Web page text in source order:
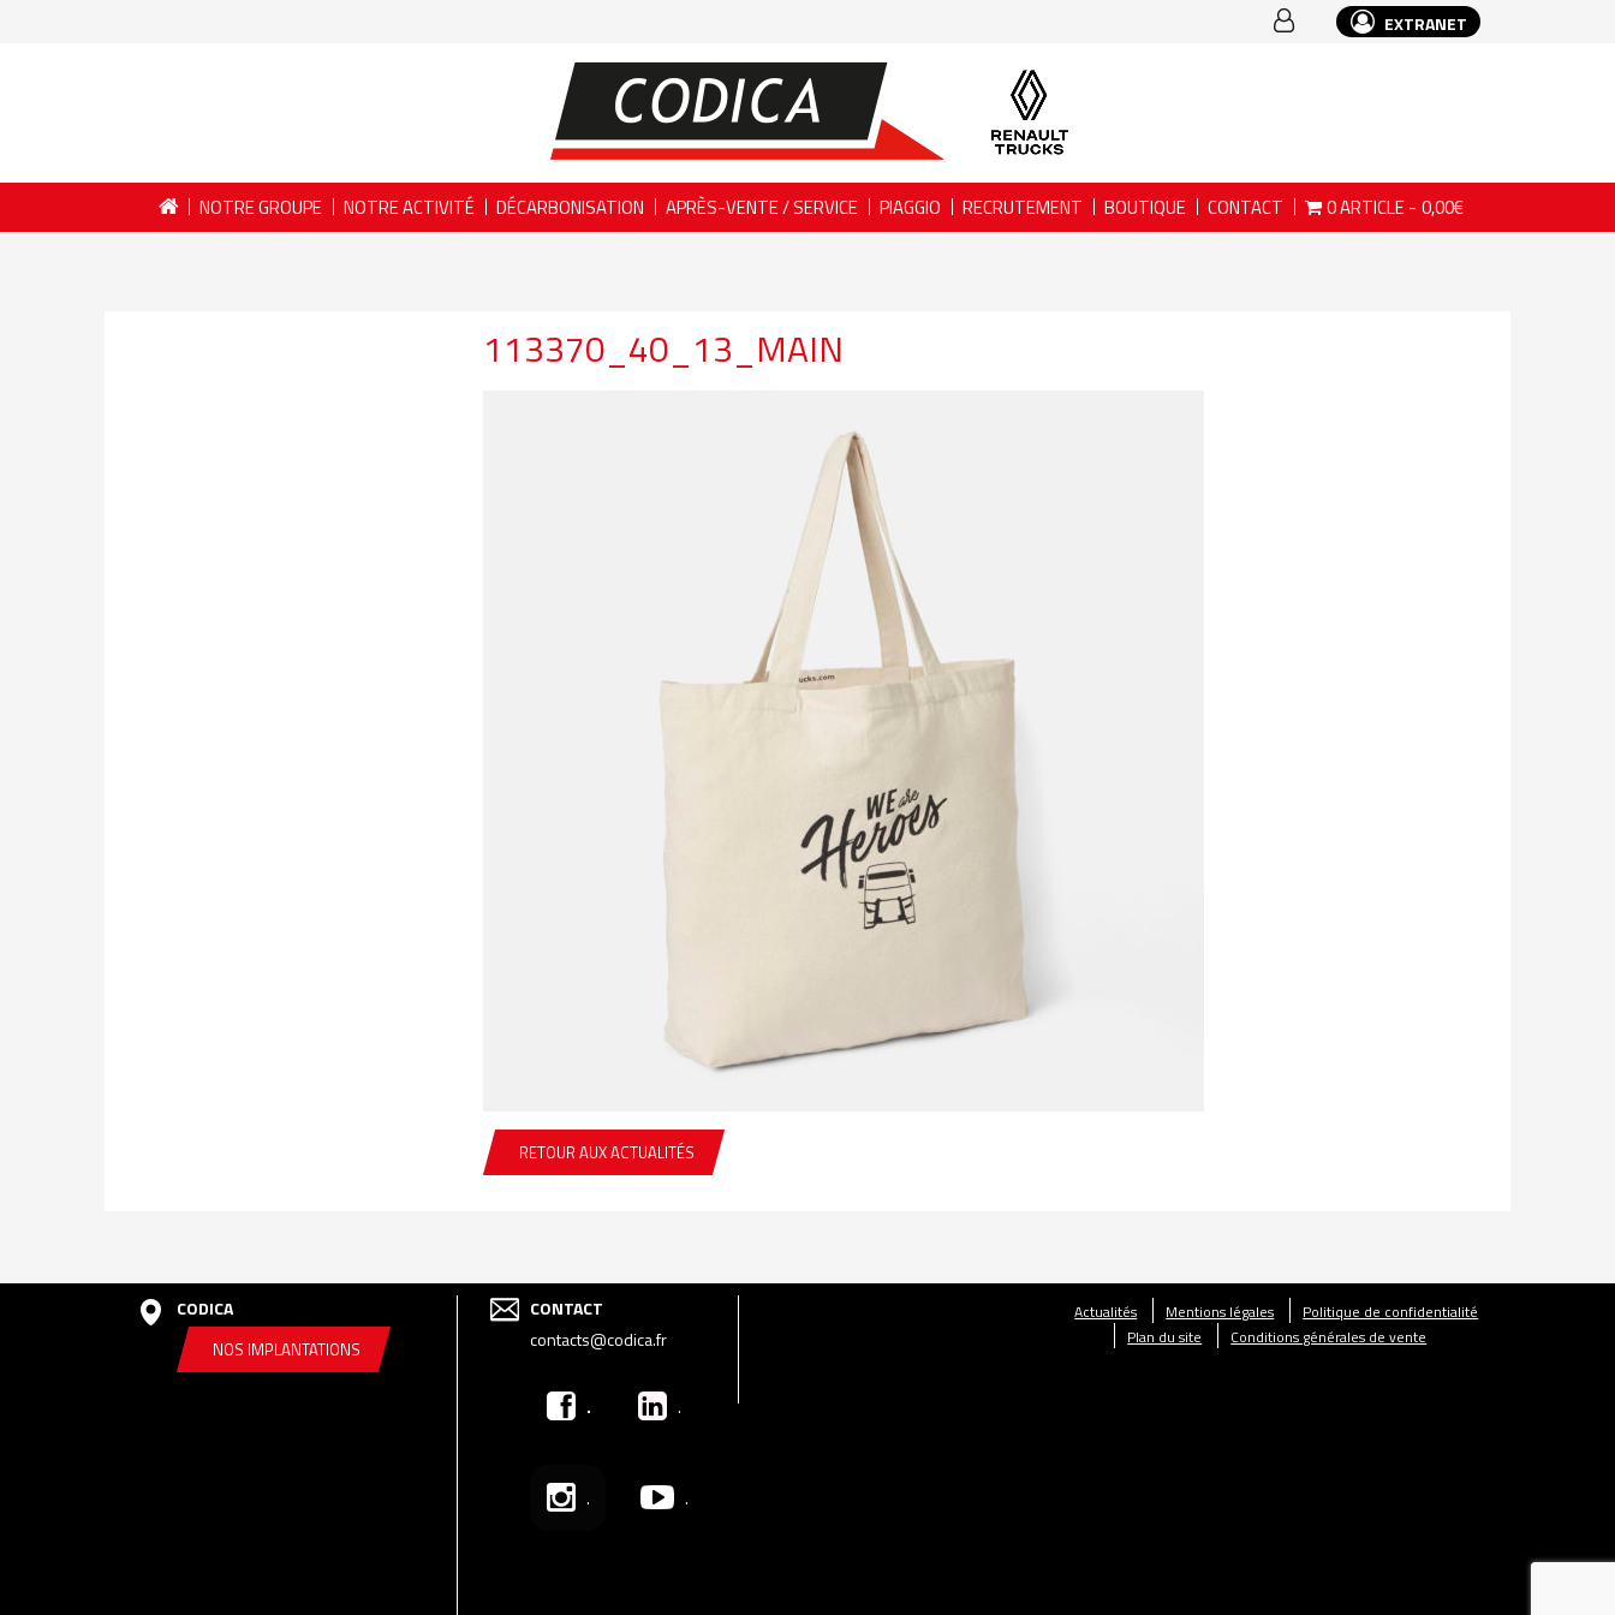
EXTRANET
NOTRE GROUPE NOTRE ACTIVITÉ DÉCARBONISATION APRÈS-VENTE / SERVICE PIAGGIO RECRUTEMENT BOUTIQUE CONTACT 0 ARTICLE 0,00€
113370_40_13_MAIN
RETOUR AUX ACTUALITÉS
CODICA
NOS IMPLANTATIONS
CONTACT
contacts@codica.fr
. .
. .
Actualités Mentions légales
Politique de confidentialité
Plan du site
Conditions générales de vente